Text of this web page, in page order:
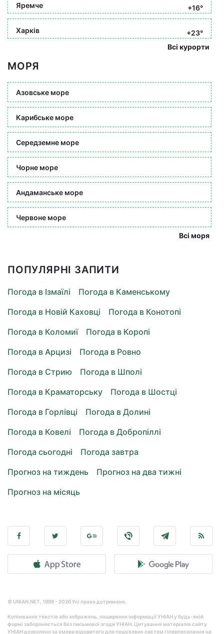
Яремче +16°
Харків
+23°
Всі курорти
МОРЯ
Азовське море
Карибське море
Середземне море
Чорне море
Андаманське море
Червоне море
Всі моря
ПОПУЛЯРНІ ЗАПИТИ
Погода в Ізмаїлі
Погода в Каменському
Погода в Новій Каховці
Погода в Конотопі
Погода в Коломиї
Погода в Коропі
Погода в Арцизі
Погода в Ровно
Погода в Стрию
Погода в Шполі
Погода в Краматорську
Погода в Шостці
Погода в Горлівці
Погода в Долині
Погода в Ковелі
Погода в Добропіллі
Погода сьогодні
Погода завтра
Прогноз на тиждень
Прогноз на два тижні
Прогноз на місяць
© UNIAN.NET, 1998 - 2026 Усі права дотримано.
Копіювання текстів або зображень, поширення інформації УНІАН у будь-якій
формі забороняється без письмової згоди УНІАН. Цитування матеріалів сайту
УНІАН дозволено за умови відкритого для пошукових систем гіперпосилання на